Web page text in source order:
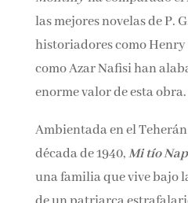
endiabladamente
Monthlyha comparado el
de las mejores novelas de
historiadores como Henry
enorme valor de esta obra.
Ambientada en el
década de 1940,
Mi tío